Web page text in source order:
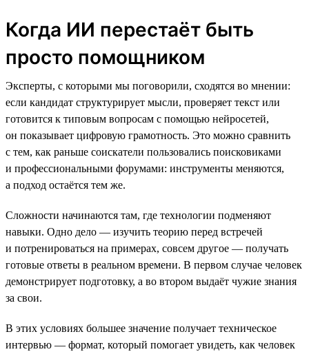
Когда ИИ перестаёт быть
просто помощником
Эксперты, с которыми мы поговорили, сходятся во мнении:
если кандидат структурирует мысли, проверяет текст или
готовится к типовым вопросам с помощью нейросетей,
он показывает цифровую грамотность. Это можно сравнить
с тем, как раньше соискатели пользовались поисковиками
и профессиональными форумами: инструменты меняются,
а подход остаётся тем же.
Сложности начинаются там, где технологии подменяют
навыки. Одно дело — изучить теорию перед встречей
и потренироваться на примерах, совсем другое — получать
готовые ответы в реальном времени. В первом случае человек
демонстрирует подготовку, а во втором выдаёт чужие знания
за свои.
В этих условиях большее значение получает техническое
интервью — формат, который помогает увидеть, как человек